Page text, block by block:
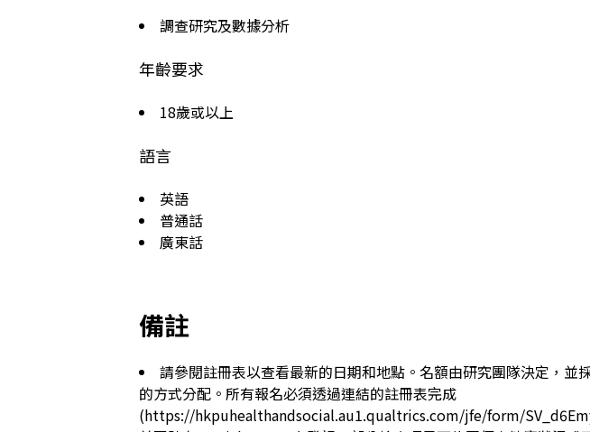
調查研究及數據分析
年齡要求
18歲或以上
語言
英語
普通話
廣東話
備註
請參閱註冊表以查看最新的日期和地點。名額由研究團隊決定，並
的方式分配。所有報名必須透過連結的註冊表完成
(https://hkpuhealthandsocial.au1.qualtrics.com/jfe/form/